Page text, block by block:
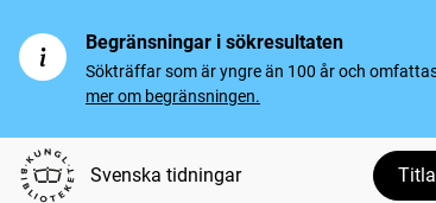
Begränsningar i sökresultaten
Sökträffar som är yngre än 100 år och
mer om begränsningen.
Svenska tidningar